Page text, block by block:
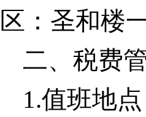
区：圣和楼
二、税费
1.值班地